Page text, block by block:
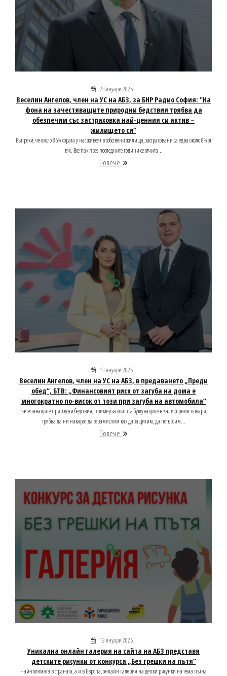
23 януари 2025
Веселин Ангелов, член на УС на АБЗ, за БНР Радио София: "На
фона на зачестяващите природни бедствия трябва да
обезпечим със застраховка най-ценния си актив –
жилището си“
Въпреки, че около 85% хората у нас живеят в собствени жилища, застраховани са едва около 8% от
тях. Все пак през последните години се отчита...
Повече
13 януари 2025
Веселин Ангелов, член на УС на АБЗ, в предаването „Преди
обед“, БТВ: „Финансовият риск от загуба на дома е
многократно по-висок от този при загуба на автомобила“
Зачестяващите природни бедствия, пример за които са бушуващите в Калифорния пожари,
трябва да ни накарат да се замислим как да защитим, да потърсим...
Повече
13 януари 2025
Уникална онлайн галерия на сайта на АБЗ представя
детските рисунки от конкурса „Без грешки на пътя“
Най-голямата в страната, а и в Европа, онлайн галерия на детски рисунки на тема пътна